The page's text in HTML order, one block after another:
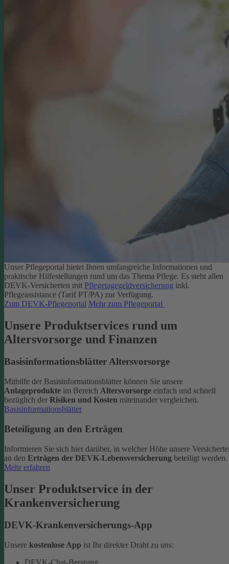
Unser Pflegeportal bietet Ihnen umfangreiche Informationen und
praktische Hilfestellungen rund um das Thema Pflege. Es steht allen
DEVK-Versicherten mit Pflegetagegeldversicherung inkl.
Pflegeassistance (Tarif PT/PA) zur Verfügung.
Zum DEVK-Pflegeportal Mehr zum Pflegeportal
Unsere Produktservices rund um
Altersvorsorge und Finanzen
Basisinformationsblätter Altersvorsorge
Mithilfe der Basisinformationsblätter können Sie unsere
Anlageprodukte im Bereich Altersvorsorge einfach und schnell
bezüglich der Risiken und Kosten miteinander vergleichen.
Basisinformationsblätter
Beteiligung an den Erträgen
Informieren Sie sich hier darüber, in welcher Höhe unsere
an den Erträgen der DEVK-Lebensversicherung beteiligt werden.
Mehr erfahren
Unser Produktservice in der
Krankenversicherung
DEVK-Krankenversicherungs-App
Unsere kostenlose App ist Ihr direkter Draht zu uns: